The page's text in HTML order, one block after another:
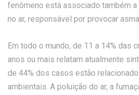
fenômeno está associado também a
no ar, responsável por provocar
Em todo o mundo, de 11 a 14% das
anos ou mais relatam atualmente
de 44% dos casos estão
ambientais. A poluição do ar, a